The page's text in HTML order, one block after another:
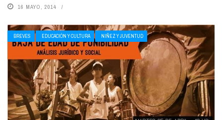
16 MAYO, 2014
BREVES EDUCACIÓN Y CULTURA NIÑEZ Y JUVENTUD